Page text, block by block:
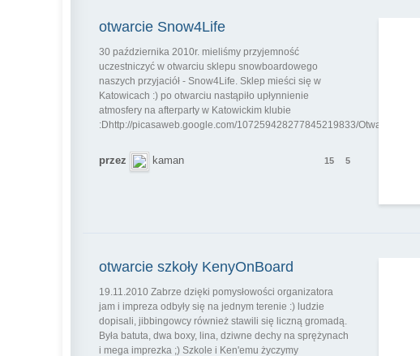
otwarcie Snow4Life
30 października 2010r. mieliśmy przyjemność
uczestniczyć w otwarciu sklepu snowboardowego
naszych przyjaciół - Snow4Life. Sklep mieści się w
Katowicach :) po otwarciu nastąpiło upłynnienie
atmosfery na afterparty w Katowickim klubie
:Dhttp://picasaweb.google.com/107259428277845219833/OtwarcieSkle...
15 5
przez kaman
otwarcie szkoły KenyOnBoard
19.11.2010 Zabrze dzięki pomysłowości organizatora
jam i impreza odbyły się na jednym terenie :) ludzie
dopisali, jibbingowcy również stawili się liczną gromadą.
Była batuta, dwa boxy, lina, dziwne dechy na sprężynach
i mega imprezka ;) Szkole i Ken'emu życzymy